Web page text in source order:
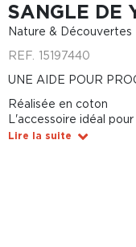
SANGLE DE
Nature & Découvertes
REF. 15197440
UNE AIDE POUR
Réalisée en coton
L'accessoire idéal
Lire la suite